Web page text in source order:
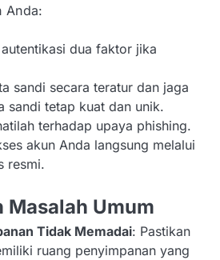
Anda:
dua faktor jika
sandi secara teratur dan jaga
sandi tetap kuat dan unik.
terhadap upaya phishing.
akun Anda langsung melalui
resmi.
Masalah Umum
Tidak Memadai: Pastikan
ruang penyimpanan yang